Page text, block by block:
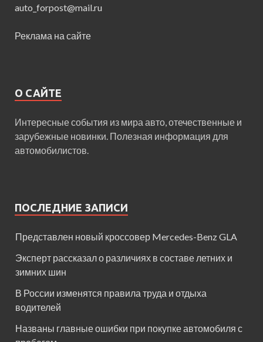
auto_forpost@mail.ru
Реклама на сайте
О САЙТЕ
Интересные события из мира авто, отечественные и
зарубежные новинки. Полезная информация для
автомобилистов.
ПОСЛЕДНИЕ ЗАПИСИ
Представлен новый кроссовер Mercedes-Benz GLA
Эксперт рассказал о различиях в составе летних и
зимних шин
В России изменятся правила труда и отдыха
водителей
Названы главные ошибки при покупке автомобиля с